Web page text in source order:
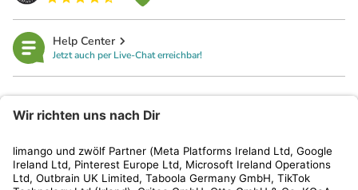
Help Center
Jetzt auch per Live-Chat erreichbar!
Kundenservice